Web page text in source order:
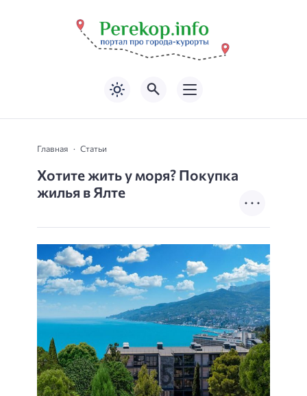
Главная Статьи
Хотите жить у моря? Покупка
жилья в Ялте